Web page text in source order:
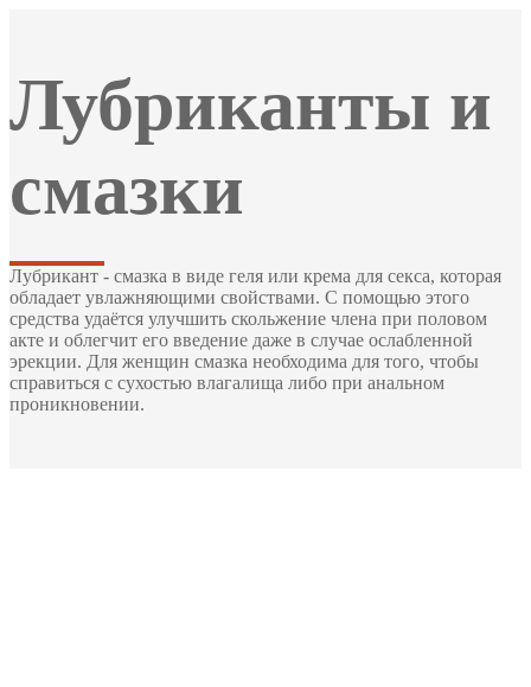
Лубриканты и
смазки
Лубрикант - смазка в виде геля или крема для секса, которая
обладает увлажняющими свойствами. С помощью этого
средства удаётся улучшить скольжение члена при половом
акте и облегчит его введение даже в случае ослабленной
эрекции. Для женщин смазка необходима для того, чтобы
справиться с сухостью влагалища либо при анальном
проникновении.